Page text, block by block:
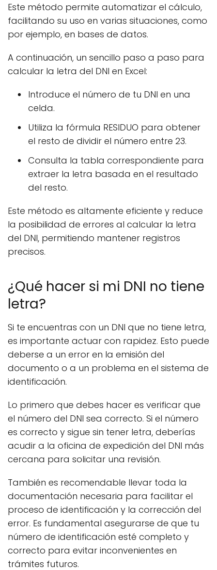
Este método permite automatizar el cálculo,
facilitando su uso en varias situaciones, como
por ejemplo, en bases de datos.
A continuación, un sencillo paso a paso para
calcular la letra del DNI en Excel:
Introduce el número de tu DNI en una
celda.
Utiliza la fórmula RESIDUO para obtener
el resto de dividir el número entre 23.
Consulta la tabla correspondiente para
extraer la letra basada en el resultado
del resto.
Este método es altamente eficiente y reduce
la posibilidad de errores al calcular la letra
del DNI, permitiendo mantener registros
precisos.
¿Qué hacer si mi DNI no tiene
letra?
Si te encuentras con un DNI que no tiene letra,
es importante actuar con rapidez. Esto puede
deberse a un error en la emisión del
documento o a un problema en el sistema de
identificación.
Lo primero que debes hacer es verificar que
el número del DNI sea correcto. Si el número
es correcto y sigue sin tener letra, deberías
acudir a la oficina de expedición del DNI más
cercana para solicitar una revisión.
También es recomendable llevar toda la
documentación necesaria para facilitar el
proceso de identificación y la corrección del
error. Es fundamental asegurarse de que tu
número de identificación esté completo y
correcto para evitar inconvenientes en
trámites futuros.